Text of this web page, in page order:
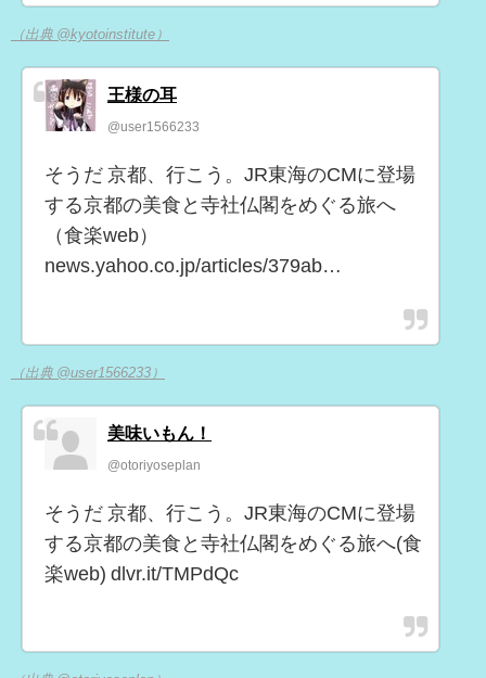
（出典 @kyotoinstitute）
王様の耳
@user1566233
そうだ 京都、行こう。JR東海のCMに登場
する京都の美食と寺社仏閣をめぐる旅へ
（食楽web）
news.yahoo.co.jp/articles/379ab…
（出典 @user1566233）
美味いもん！
@otoriyoseplan
そうだ 京都、行こう。JR東海のCMに登場
する京都の美食と寺社仏閣をめぐる旅へ(食
楽web) dlvr.it/TMPdQc